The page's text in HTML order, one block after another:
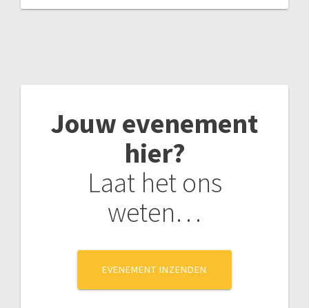
Jouw evenement
hier?
Laat het ons
weten…
EVENEMENT INZENDEN